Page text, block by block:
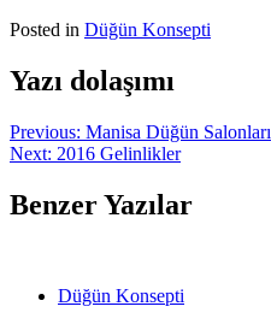
Posted in Düğün Konsepti
Yazı dolaşımı
Previous: Manisa Düğün Salonları
Next: 2016 Gelinlikler
Benzer Yazılar
Düğün Konsepti